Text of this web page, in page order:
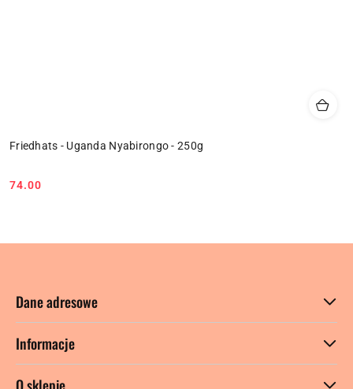
Friedhats - Uganda Nyabirongo - 250g
Cena:
74.00
Dane adresowe
Informacje